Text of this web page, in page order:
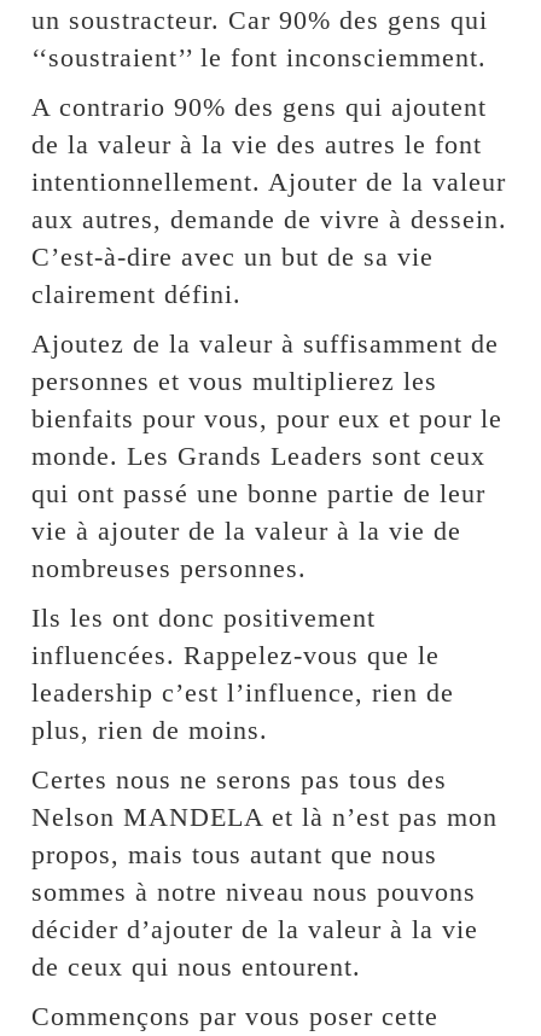
un soustracteur. Car 90% des gens qui
‘‘soustraient’’ le font inconsciemment.
A contrario 90% des gens qui ajoutent
de la valeur à la vie des autres le font
intentionnellement. Ajouter de la valeur
aux autres, demande de vivre à dessein.
C’est-à-dire avec un but de sa vie
clairement défini.
Ajoutez de la valeur à suffisamment de
personnes et vous multiplierez les
bienfaits pour vous, pour eux et pour le
monde. Les Grands Leaders sont ceux
qui ont passé une bonne partie de leur
vie à ajouter de la valeur à la vie de
nombreuses personnes.
Ils les ont donc positivement
influencées. Rappelez-vous que le
leadership c’est l’influence, rien de
plus, rien de moins.
Certes nous ne serons pas tous des
Nelson MANDELA et là n’est pas mon
propos, mais tous autant que nous
sommes à notre niveau nous pouvons
décider d’ajouter de la valeur à la vie
de ceux qui nous entourent.
Commençons par vous poser cette